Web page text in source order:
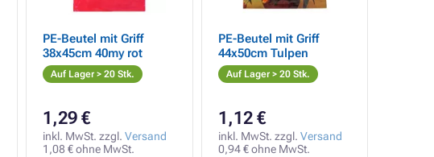
PE-Beutel mit Griff
38x45cm 40my rot
Auf Lager > 20 Stk.
1,29 €
inkl. MwSt. zzgl. Versand
1,08 € ohne MwSt.
PE-Beutel mit Griff
44x50cm Tulpen
Auf Lager > 20 Stk.
1,12 €
inkl. MwSt. zzgl. Versand
0,94 € ohne MwSt.